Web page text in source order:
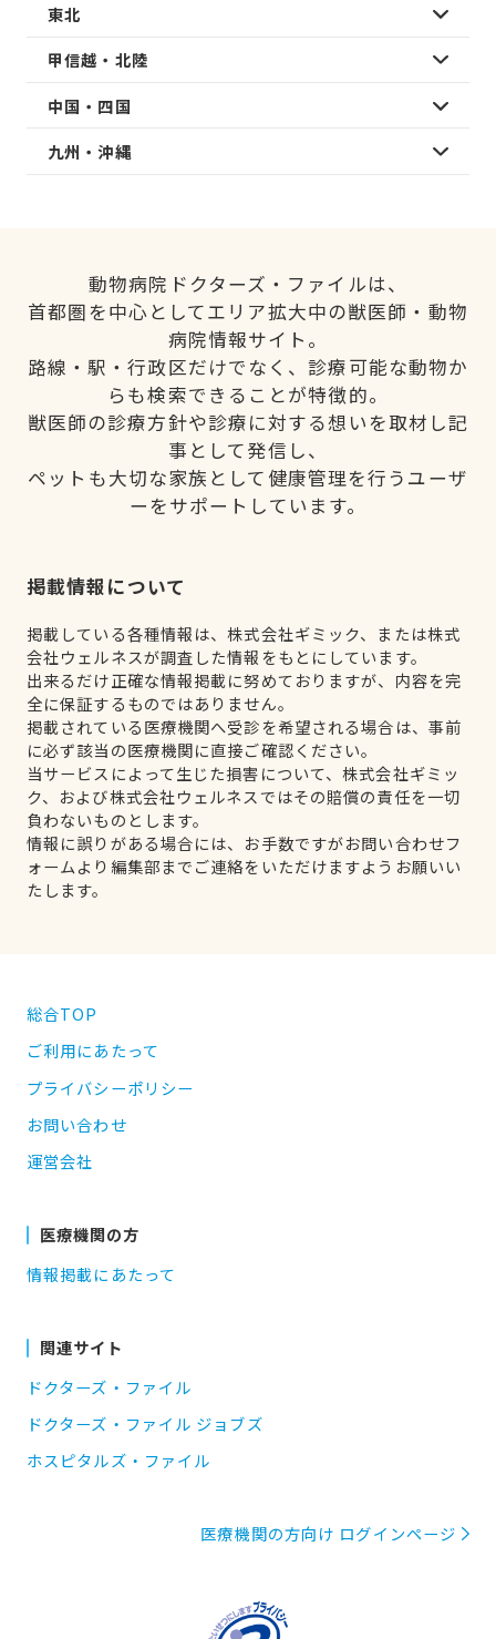
東北
甲信越・北陸
中国・四国
九州・沖縄
動物病院ドクターズ・ファイルは、
首都圏を中心としてエリア拡大中の獣医師・動物
病院情報サイト。
路線・駅・行政区だけでなく、診療可能な動物か
らも検索できることが特徴的。
獣医師の診療方針や診療に対する想いを取材し記
事として発信し、
ペットも大切な家族として健康管理を行うユーザ
ーをサポートしています。
掲載情報について
掲載している各種情報は、株式会社ギミック、または株式
会社ウェルネスが調査した情報をもとにしています。
出来るだけ正確な情報掲載に努めておりますが、内容を完
全に保証するものではありません。
掲載されている医療機関へ受診を希望される場合は、事前
に必ず該当の医療機関に直接ご確認ください。
当サービスによって生じた損害について、株式会社ギミッ
ク、および株式会社ウェルネスではその賠償の責任を一切
負わないものとします。
情報に誤りがある場合には、お手数ですがお問い合わせフ
ォームより編集部までご連絡をいただけますようお願いい
たします。
総合TOP
ご利用にあたって
プライバシーポリシー
お問い合わせ
運営会社
医療機関の方
情報掲載にあたって
関連サイト
ドクターズ・ファイル
ドクターズ・ファイル ジョブズ
ホスピタルズ・ファイル
医療機関の方向け ログインページ